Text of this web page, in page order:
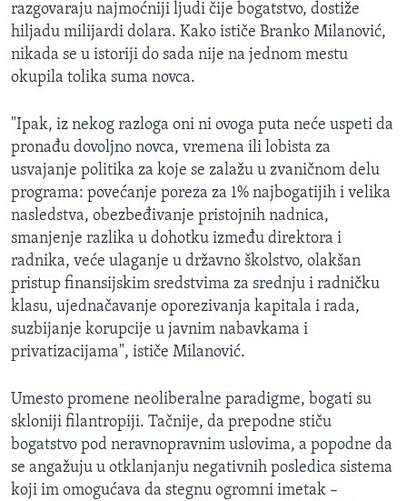
razgovaraju najmoćniji ljudi čije bogatstvo, dostiže
hiljadu milijardi dolara. Kako ističe Branko Milanović,
nikada se u istoriji do sada nije na jednom mestu
okupila tolika suma novca.
"Ipak, iz nekog razloga oni ni ovoga puta neće uspeti da
pronađu dovoljno novca, vremena ili lobista za
usvajanje politika za koje se zalažu u zvaničnom delu
programa: povećanje poreza za 1% najbogatijih i velika
nasledstva, obezbeđivanje pristojnih nadnica,
smanjenje razlika u dohotku između direktora i
radnika, veće ulaganje u državno školstvo, olakšan
pristup finansijskim sredstvima za srednju i radničku
klasu, ujednačavanje oporezivanja kapitala i rada,
suzbijanje korupcije u javnim nabavkama i
privatizacijama", ističe Milanović.
Umesto promene neoliberalne paradigme, bogati su
skloniji filantropiji. Tačnije, da prepodne stiču
bogatstvo pod neravnopravnim uslovima, a popodne da
se angažuju u otklanjanju negativnih posledica sistema
koji im omogućava da stegnu ogromni imetak –